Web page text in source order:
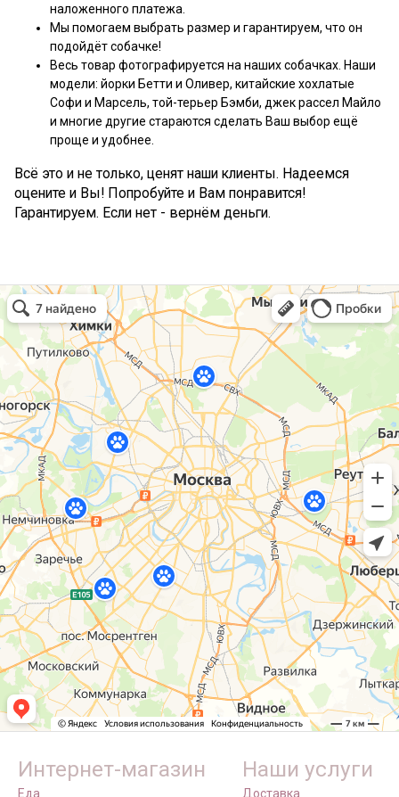
наложенного платежа.
Мы помогаем выбрать размер и гарантируем, что он
подойдёт собачке!
Весь товар фотографируется на наших собачках. Наши
модели: йорки Бетти и Оливер, китайские хохлатые
Софи и Марсель, той-терьер Бэмби, джек рассел Майло
и многие другие стараются сделать Ваш выбор ещё
проще и удобнее.
Всё это и не только, ценят наши клиенты. Надеемся
оцените и Вы! Попробуйте и Вам понравится!
Гарантируем. Если нет - вернём деньги.
Интернет-магазин
Еда
Наши услуги
Доставка